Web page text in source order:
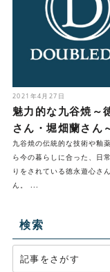
2021年4月27日
魅力的な九谷焼～
さん・堀畑蘭さん
九谷焼の伝統的な技術や釉
ら今の暮らしに合った、日
りをされている徳永遊心さ
ん。 ...
検索